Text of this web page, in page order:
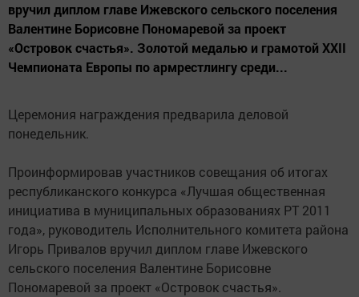
вручил диплом главе Ижевского сельского поселения
Валентине Борисовне Пономаревой за проект
«Островок счастья». Золотой медалью и грамотой XXII
Чемпионата Европы по армрестлингу среди...
Церемония награждения предварила деловой
понедельник.
Проинформировав участников совещания об итогах
республиканского конкурса «Лучшая общественная
инициатива в муниципальных образованиях РТ 2011
года», руководитель Исполнительного комитета района
Игорь Привалов вручил диплом главе Ижевского
сельского поселения Валентине Борисовне
Пономаревой за проект «Островок счастья».